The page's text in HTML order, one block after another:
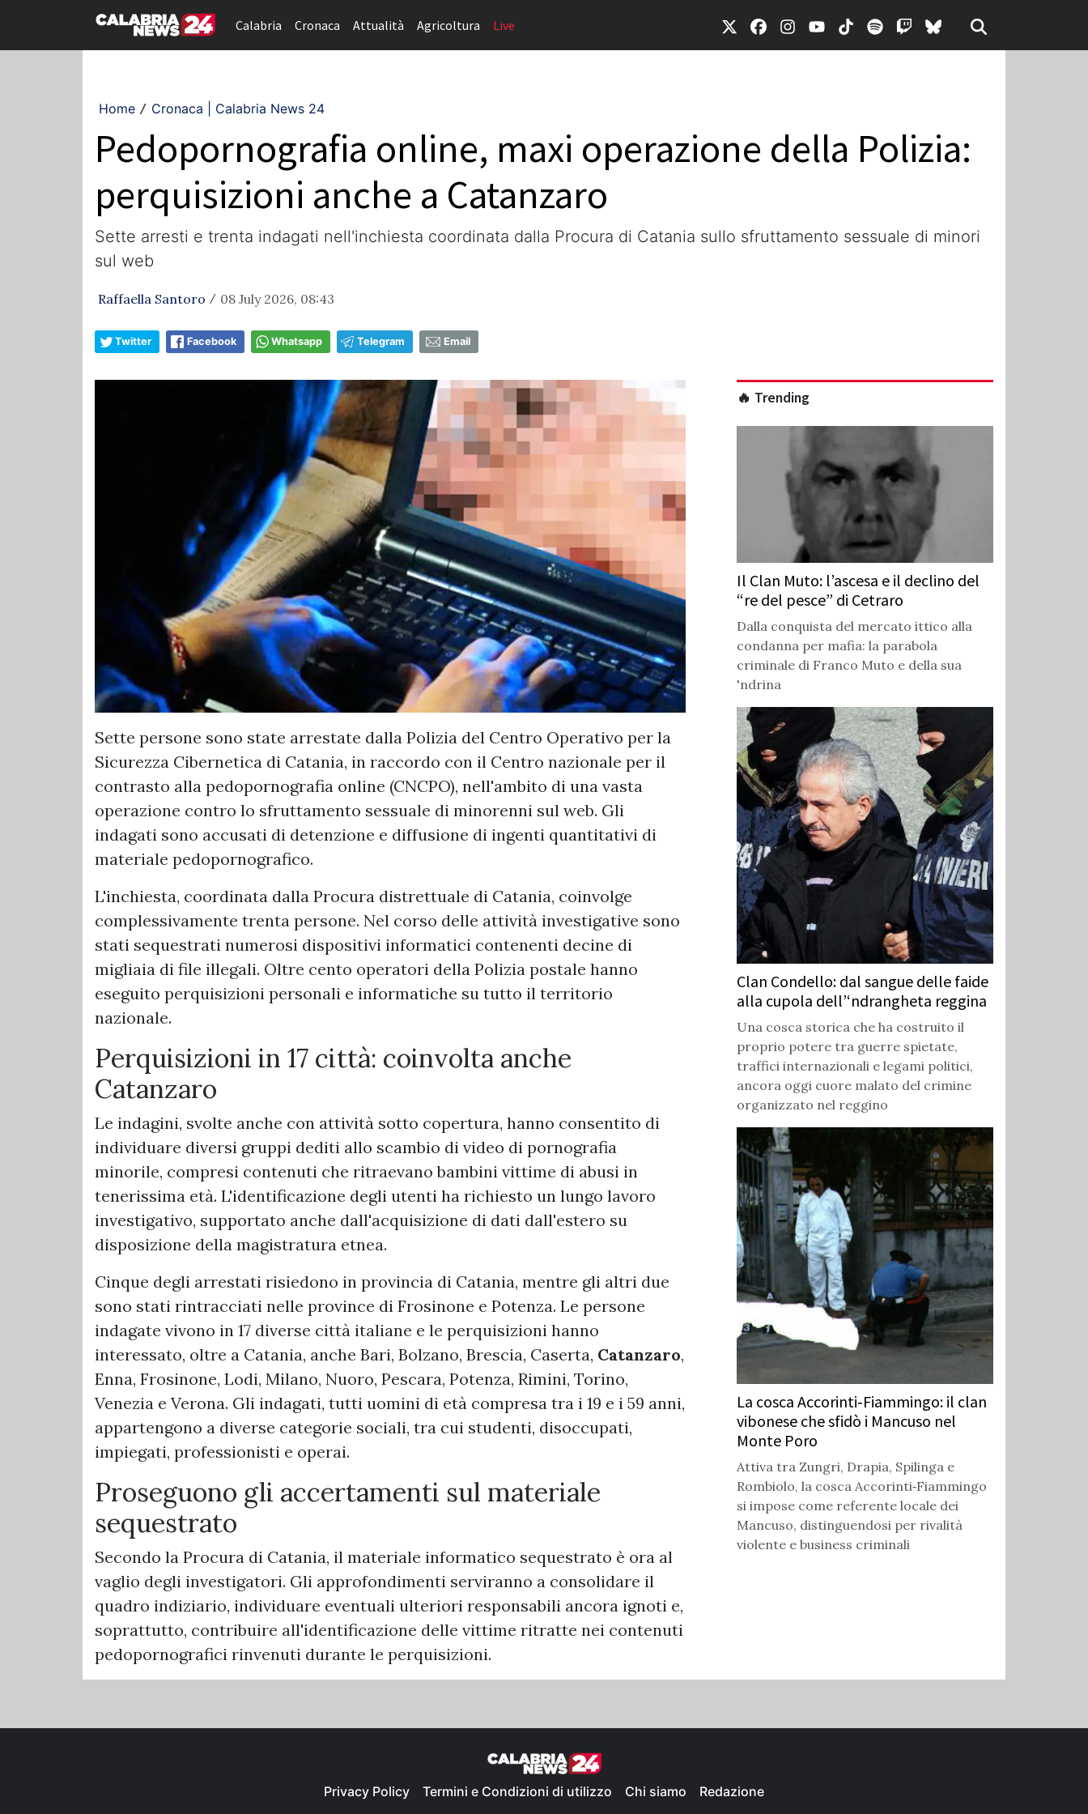
Calabria Cronaca Attualità Agricoltura Live
Home / Cronaca | Calabria News 24
Pedopornografia online, maxi operazione della Polizia:
perquisizioni anche a Catanzaro
Sette arresti e trenta indagati nell'inchiesta coordinata dalla Procura di Catania sullo sfruttamento sessuale di minori
sul web
Raffaella Santoro / 08 July 2026, 08:43
Twitter Facebook Whatsapp Telegram Email
Sette persone sono state arrestate dalla Polizia del Centro Operativo per la
Sicurezza Cibernetica di Catania, in raccordo con il Centro nazionale per il
contrasto alla pedopornografia online (CNCPO), nell'ambito di una vasta
operazione contro lo sfruttamento sessuale di minorenni sul web. Gli
indagati sono accusati di detenzione e diffusione di ingenti quantitativi di
materiale pedopornografico.
L'inchiesta, coordinata dalla Procura distrettuale di Catania, coinvolge
complessivamente trenta persone. Nel corso delle attività investigative sono
stati sequestrati numerosi dispositivi informatici contenenti decine di
migliaia di file illegali. Oltre cento operatori della Polizia postale hanno
eseguito perquisizioni personali e informatiche su tutto il territorio
nazionale.
Perquisizioni in 17 città: coinvolta anche
Catanzaro
Le indagini, svolte anche con attività sotto copertura, hanno consentito di
individuare diversi gruppi dediti allo scambio di video di pornografia
minorile, compresi contenuti che ritraevano bambini vittime di abusi in
tenerissima età. L'identificazione degli utenti ha richiesto un lungo lavoro
investigativo, supportato anche dall'acquisizione di dati dall'estero su
disposizione della magistratura etnea.
Cinque degli arrestati risiedono in provincia di Catania, mentre gli altri due
sono stati rintracciati nelle province di Frosinone e Potenza. Le persone
indagate vivono in 17 diverse città italiane e le perquisizioni hanno
interessato, oltre a Catania, anche Bari, Bolzano, Brescia, Caserta, Catanzaro,
Enna, Frosinone, Lodi, Milano, Nuoro, Pescara, Potenza, Rimini, Torino,
Venezia e Verona. Gli indagati, tutti uomini di età compresa tra i 19 e i 59 anni,
appartengono a diverse categorie sociali, tra cui studenti, disoccupati,
impiegati, professionisti e operai.
Proseguono gli accertamenti sul materiale
sequestrato
Secondo la Procura di Catania, il materiale informatico sequestrato è ora al
vaglio degli investigatori. Gli approfondimenti serviranno a consolidare il
quadro indiziario, individuare eventuali ulteriori responsabili ancora ignoti e,
soprattutto, contribuire all'identificazione delle vittime ritratte nei contenuti
pedopornografici rinvenuti durante le perquisizioni.
🔥 Trending
Il Clan Muto: l’ascesa e il declino del
“re del pesce” di Cetraro
Dalla conquista del mercato ittico alla
condanna per mafia: la parabola
criminale di Franco Muto e della sua
'ndrina
Clan Condello: dal sangue delle faide
alla cupola dell’‘ndrangheta reggina
Una cosca storica che ha costruito il
proprio potere tra guerre spietate,
traffici internazionali e legami politici,
ancora oggi cuore malato del crimine
organizzato nel reggino
La cosca Accorinti‑Fiammingo: il clan
vibonese che sfidò i Mancuso nel
Monte Poro
Attiva tra Zungri, Drapia, Spilinga e
Rombiolo, la cosca Accorinti‑Fiammingo
si impose come referente locale dei
Mancuso, distinguendosi per rivalità
violente e business criminali
Privacy Policy Termini e Condizioni di utilizzo Chi siamo Redazione